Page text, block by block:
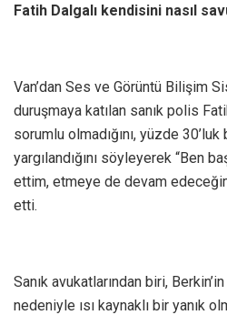
Fatih Dalgalı kendisini nasıl
Van’dan Ses ve Görüntü Bilişim
duruşmaya katılan sanık polis
sorumlu olmadığını, yüzde
yargılandığını söyleyerek “Ben
ettim, etmeye de devam
etti.
Sanık avukatlarından biri,
nedeniyle ısı kaynaklı bir yanık